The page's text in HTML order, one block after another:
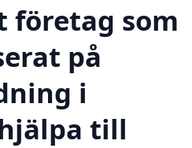
företag som
på
i
till